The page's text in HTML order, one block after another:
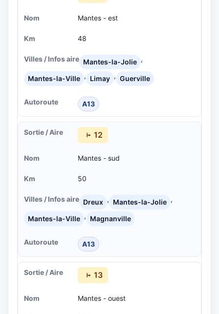
Mantes - est
48
Mantes-la-Jolie ,
Mantes-la-Ville , Limay , Guerville
A13
12
Mantes - sud
50
Dreux , Mantes-la-Jolie ,
Mantes-la-Ville , Magnanville
A13
13
Mantes - ouest